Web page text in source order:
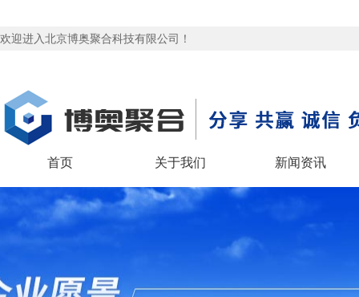
欢迎进入北京博奥聚合科技有限公司！
首页 关于我们 新闻资讯